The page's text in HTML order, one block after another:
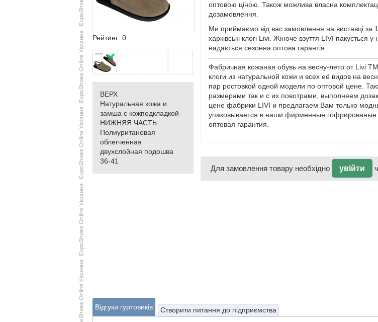
Рейтинг: 0
ВЕРХ
Натуральная кожа и
замша с кожподкладкой
НИЖНЯЯ ЧАСТЬ
Полиуритановая
облегченная
двухслойная подошва
36-41
оптовою ціною. Також можлива власна
дозамовлення.
Ми приймаємо від вас замовлення на виставці
харківські клогі Livi. Жіноче взуття LIVI
надається сезонна оптова гарантія.
Фабричная кожаная обувь на весну-лето от Livi
клоги из натуральной кожи и всех её видов на
пар ростовкой одной модели по оптовой цене.
размерами так и с их повотрами, выполняем
цене фабрики LIVI и предлагаем Вам только
упаковывается в наши фирменные гофрированые
оптовая гарантия.
Для замовлення товару необхідно увійти
Відгуки гуртовиків
Створити питання до підприємства